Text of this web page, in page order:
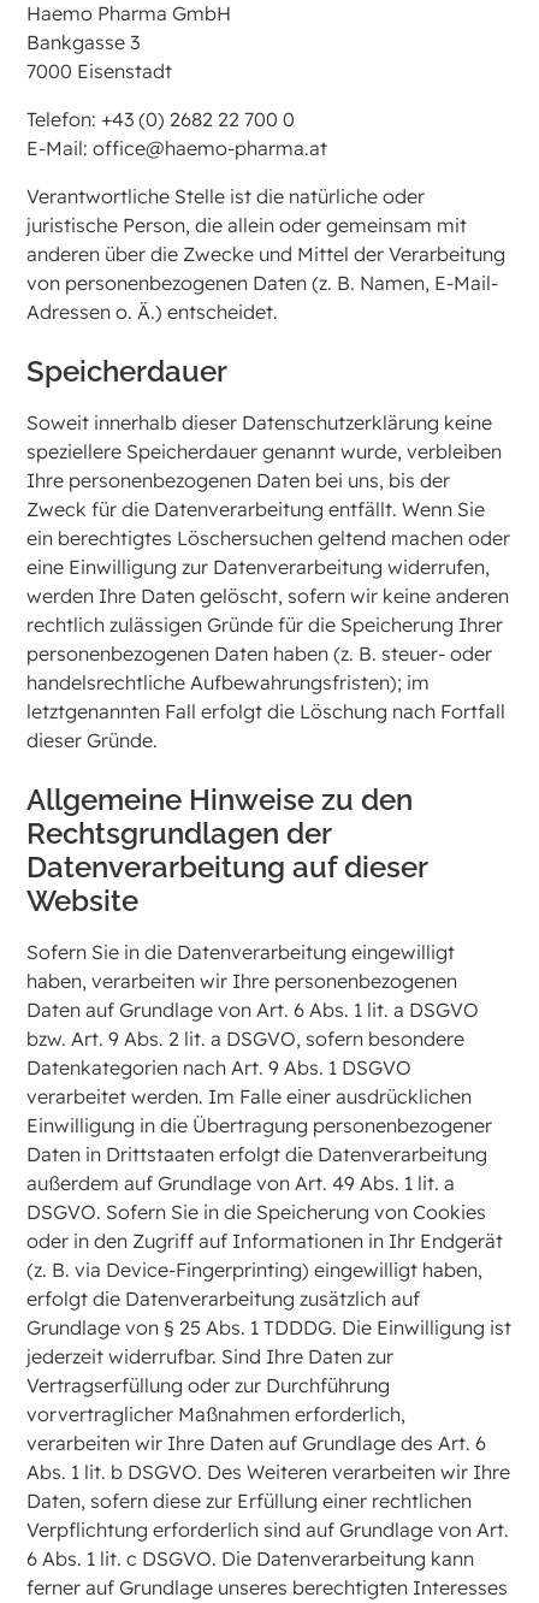
Haemo Pharma GmbH
Bankgasse 3
7000 Eisenstadt
Telefon: +43 (0) 2682 22 700 0
E-Mail: office@haemo-pharma.at
Verantwortliche Stelle ist die natürliche oder
juristische Person, die allein oder gemeinsam mit
anderen über die Zwecke und Mittel der Verarbeitung
von personenbezogenen Daten (z. B. Namen, E-Mail-
Adressen o. Ä.) entscheidet.
Speicherdauer
Soweit innerhalb dieser Datenschutzerklärung keine
speziellere Speicherdauer genannt wurde, verbleiben
Ihre personenbezogenen Daten bei uns, bis der
Zweck für die Datenverarbeitung entfällt. Wenn Sie
ein berechtigtes Löschersuchen geltend machen oder
eine Einwilligung zur Datenverarbeitung widerrufen,
werden Ihre Daten gelöscht, sofern wir keine anderen
rechtlich zulässigen Gründe für die Speicherung Ihrer
personenbezogenen Daten haben (z. B. steuer- oder
handelsrechtliche Aufbewahrungsfristen); im
letztgenannten Fall erfolgt die Löschung nach Fortfall
dieser Gründe.
Allgemeine Hinweise zu den
Rechtsgrundlagen der
Datenverarbeitung auf dieser
Website
Sofern Sie in die Datenverarbeitung eingewilligt
haben, verarbeiten wir Ihre personenbezogenen
Daten auf Grundlage von Art. 6 Abs. 1 lit. a DSGVO
bzw. Art. 9 Abs. 2 lit. a DSGVO, sofern besondere
Datenkategorien nach Art. 9 Abs. 1 DSGVO
verarbeitet werden. Im Falle einer ausdrücklichen
Einwilligung in die Übertragung personenbezogener
Daten in Drittstaaten erfolgt die Datenverarbeitung
außerdem auf Grundlage von Art. 49 Abs. 1 lit. a
DSGVO. Sofern Sie in die Speicherung von Cookies
oder in den Zugriff auf Informationen in Ihr Endgerät
(z. B. via Device-Fingerprinting) eingewilligt haben,
erfolgt die Datenverarbeitung zusätzlich auf
Grundlage von § 25 Abs. 1 TDDDG. Die Einwilligung ist
jederzeit widerrufbar. Sind Ihre Daten zur
Vertragserfüllung oder zur Durchführung
vorvertraglicher Maßnahmen erforderlich,
verarbeiten wir Ihre Daten auf Grundlage des Art. 6
Abs. 1 lit. b DSGVO. Des Weiteren verarbeiten wir Ihre
Daten, sofern diese zur Erfüllung einer rechtlichen
Verpflichtung erforderlich sind auf Grundlage von Art.
6 Abs. 1 lit. c DSGVO. Die Datenverarbeitung kann
ferner auf Grundlage unseres berechtigten Interesses